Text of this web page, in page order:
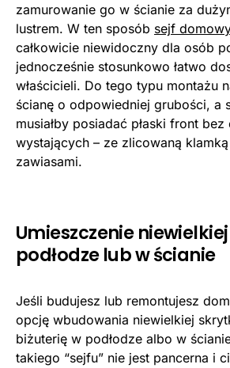
zamurowanie go w ścianie za
lustrem. W ten sposób sejf
całkowicie niewidoczny dla osób
jednocześnie stosunkowo łatwo
właścicieli. Do tego typu montażu
ścianę o odpowiedniej grubości, a
musiałby posiadać płaski front bez
wystających – ze zlicowaną
zawiasami.
Umieszczenie
podłodze lub w ścianie
Jeśli budujesz lub remontujesz
opcję wbudowania niewielkiej
biżuterię w podłodze albo w
takiego “sejfu” nie jest pancerna i